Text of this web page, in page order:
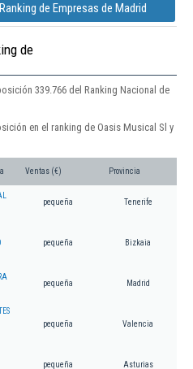
de Empresas de Madrid
de
339.766 del Ranking Nacional de
en el ranking de Oasis Musical Sl y
Ventas (€) Provincia
pequeña Tenerife
pequeña Bizkaia
pequeña Madrid
pequeña Valencia
pequeña Asturias